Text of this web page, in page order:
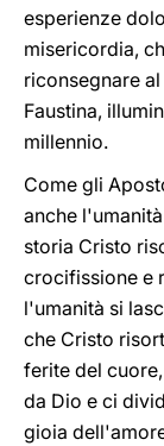
esperienze
misericordia,
riconsegnare
Faustina,
millennio.
Come gli
anche
storia Cristo
crocifissione e
l'umanità si
che Cristo
ferite del
da Dio e ci
gioia